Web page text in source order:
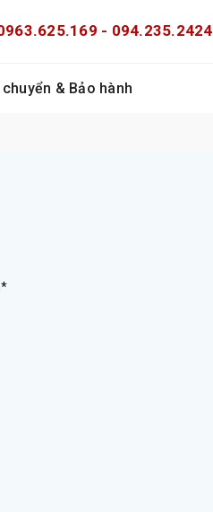
- 094.235.2424
chuyển & Bảo hành